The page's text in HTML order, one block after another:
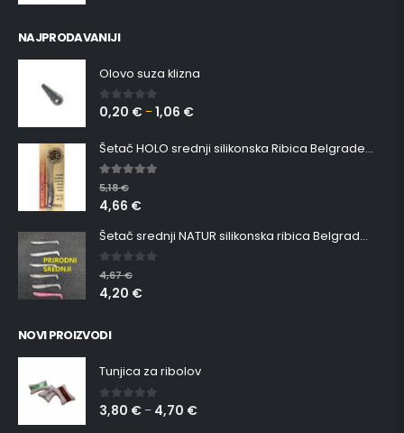
NAJPRODAVANIJI
Olovo suza klizna
0 out of 5
0,20 € –1,06 €
Šetač HOLO srednji silikonska Ribica Belgrade Walker
5.00out of 5
5,18€
4,66 €
Šetač srednji NATUR silikonska ribica Belgrade Walker
0 out of 5
4,67€
4,20 €
NOVI PROIZVODI
Tunjica za ribolov
0 out of 5
3,80 € – 4,70 €